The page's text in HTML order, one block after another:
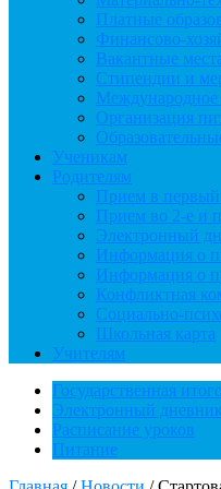
Платные
Финансово-
Вакантные
Стипендии и
Международное
Организация
Ученикам
Родителям
Прием в первый
Прием во 2-е и
Электронный
Информация о
Информация о
Конфликтная
Социально-
Школьная карта
Учителям
Государственная
Электронный дневник
Расписание уроков
Питание